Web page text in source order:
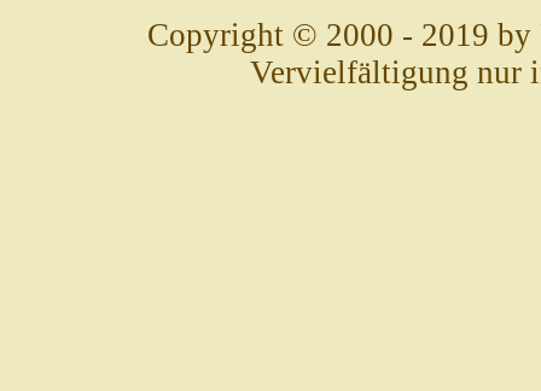
Copyright © 2000 - 2019 by
Vervielfältigung nur